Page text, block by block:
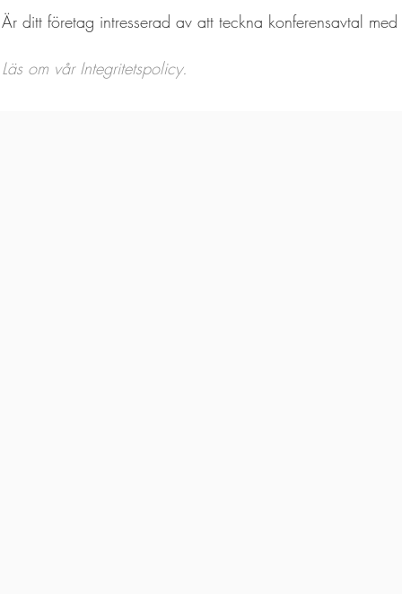
Är ditt företag intresserad av att teckna konferensavtal
Läs om vår Integritetspolicy.